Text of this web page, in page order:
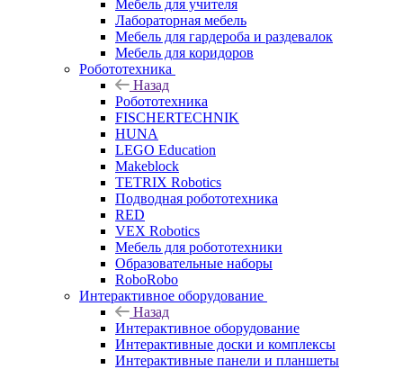
Мебель для учителя
Лабораторная мебель
Мебель для гардероба и раздевалок
Мебель для коридоров
Робототехника
Назад
Робототехника
FISCHERTECHNIK
HUNA
LEGO Education
Makeblock
TETRIX Robotics
Подводная робототехника
RED
VEX Robotics
Мебель для робототехники
Образовательные наборы
RoboRobo
Интерактивное оборудование
Назад
Интерактивное оборудование
Интерактивные доски и комплексы
Интерактивные панели и планшеты